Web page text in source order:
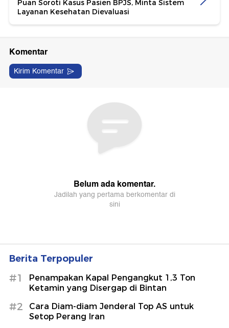
Puan Soroti Kasus Pasien BPJS, Minta Sistem
Layanan Kesehatan Dievaluasi
Berita Terpopuler
#1
Penampakan Kapal Pengangkut 1,3 Ton
Ketamin yang Disergap di Bintan
#2
Cara Diam-diam Jenderal Top AS untuk
Setop Perang Iran